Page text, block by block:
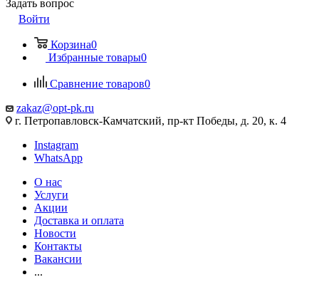
Задать вопрос
Войти
Корзина0
Избранные товары0
Сравнение товаров0
zakaz@opt-pk.ru
г. Петропавловск-Камчатский, пр-кт Победы, д. 20, к. 4
Instagram
WhatsApp
О нас
Услуги
Акции
Доставка и оплата
Новости
Контакты
Вакансии
...